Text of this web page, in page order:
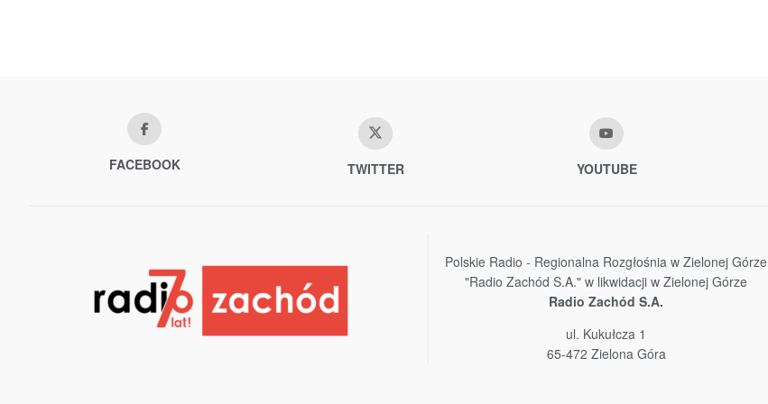
FACEBOOK TWITTER YOUTUBE
Polskie Radio - Regionalna Rozgłośnia w Zielonej Górze
"Radio Zachód S.A." w likwidacji w Zielonej Górze
Radio Zachód S.A.
ul. Kukułcza 1
65-472 Zielona Góra